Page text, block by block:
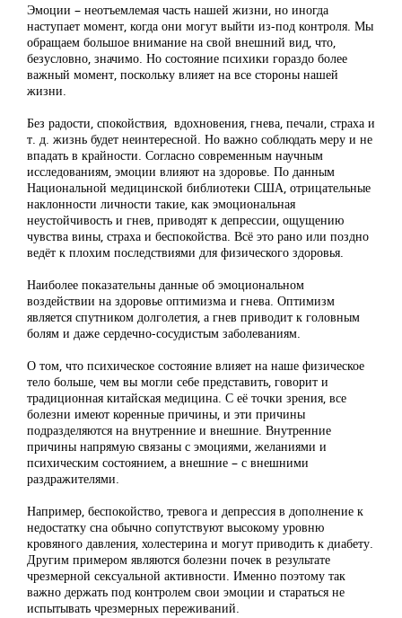
Эмоции – неотъемлемая часть нашей жизни, но иногда
наступает момент, когда они могут выйти из-под контроля. Мы
обращаем большое внимание на свой внешний вид, что,
безусловно, значимо. Но состояние психики гораздо более
важный момент, поскольку влияет на все стороны нашей
жизни.
Без радости, спокойствия, вдохновения, гнева, печали, страха и
т. д. жизнь будет неинтересной. Но важно соблюдать меру и не
впадать в крайности. Согласно современным научным
исследованиям, эмоции влияют на здоровье. По данным
Национальной медицинской библиотеки США, отрицательные
наклонности личности такие, как эмоциональная
неустойчивость и гнев, приводят к депрессии, ощущению
чувства вины, страха и беспокойства. Всё это рано или поздно
ведёт к плохим последствиями для физического здоровья.
Наиболее показательны данные об эмоциональном
воздействии на здоровье оптимизма и гнева. Оптимизм
является спутником долголетия, а гнев приводит к головным
болям и даже сердечно-сосудистым заболеваниям.
О том, что психическое состояние влияет на наше физическое
тело больше, чем вы могли себе представить, говорит и
традиционная китайская медицина. С её точки зрения, все
болезни имеют коренные причины, и эти причины
подразделяются на внутренние и внешние. Внутренние
причины напрямую связаны с эмоциями, желаниями и
психическим состоянием, а внешние – с внешними
раздражителями.
Например, беспокойство, тревога и депрессия в дополнение к
недостатку сна обычно сопутствуют высокому уровню
кровяного давления, холестерина и могут приводить к диабету.
Другим примером являются болезни почек в результате
чрезмерной сексуальной активности. Именно поэтому так
важно держать под контролем свои эмоции и стараться не
испытывать чрезмерных переживаний.